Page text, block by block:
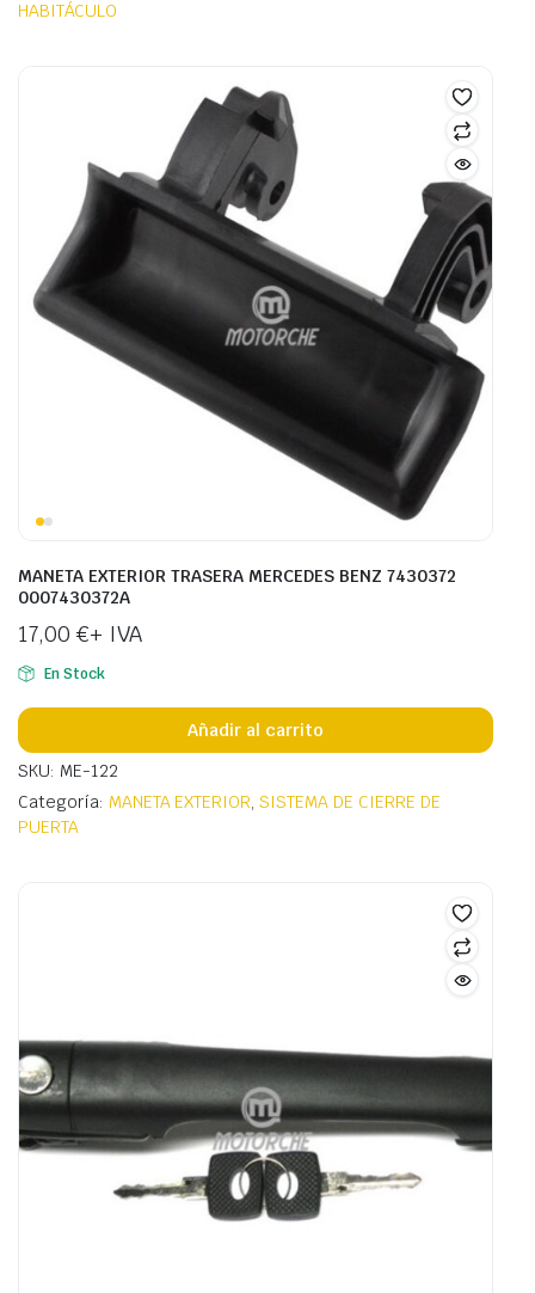
HABITÁCULO
MANETA EXTERIOR TRASERA MERCEDES BENZ 7430372
0007430372A
17,00 €+ IVA
En Stock
Añadir al carrito
SKU: ME-122
Categoría: MANETA EXTERIOR,SISTEMA DE CIERRE DE
PUERTA